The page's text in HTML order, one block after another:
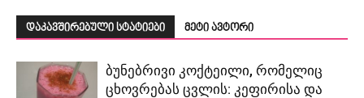
დაკავშირებული სტატიები მეტი ავტორი
ბუნებრივი კოქტეილი, რომელიც
ცხოვრებას ცვლის: კეფირისა და